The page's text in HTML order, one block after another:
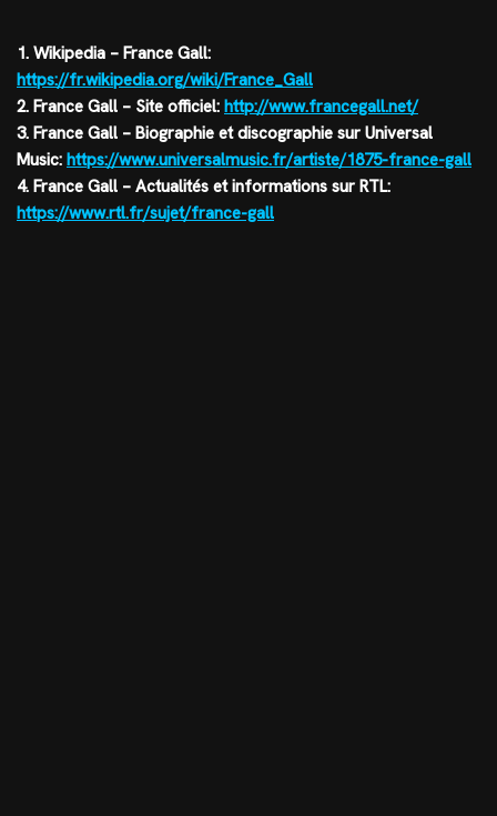
1. Wikipedia – France Gall:
https://fr.wikipedia.org/wiki/France_Gall
2. France Gall – Site officiel: http://www.francegall.net/
3. France Gall – Biographie et discographie sur Universal
Music: https://www.universalmusic.fr/artiste/1875-france-gall
4. France Gall – Actualités et informations sur RTL:
https://www.rtl.fr/sujet/france-gall